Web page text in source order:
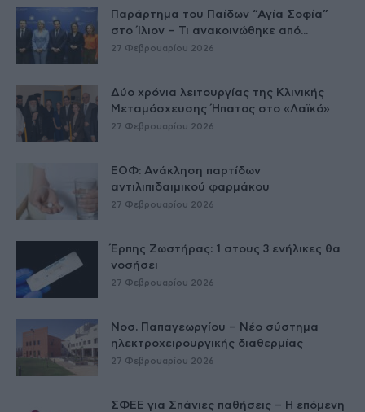
Παράρτημα του Παίδων “Αγία Σοφία”
στο Ίλιον – Τι ανακοινώθηκε από...
27 Φεβρουαρίου 2026
Δύο χρόνια λειτουργίας της Κλινικής
Μεταμόσχευσης Ήπατος στο «Λαϊκό»
27 Φεβρουαρίου 2026
ΕΟΦ: Ανάκληση παρτίδων
αντιλιπιδαιμικού φαρμάκου
27 Φεβρουαρίου 2026
Έρπης Ζωστήρας: 1 στους 3 ενήλικες θα
νοσήσει
27 Φεβρουαρίου 2026
Νοσ. Παπαγεωργίου – Νέο σύστημα
ηλεκτροχειρουργικής διαθερμίας
27 Φεβρουαρίου 2026
ΣΦΕΕ για Σπάνιες παθήσεις – Η επόμενη